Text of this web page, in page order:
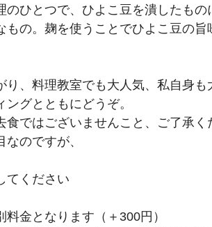
のひとつで、ひよこ豆を潰したも
もの。麹を使うことでひよこ豆の
り、料理教室でも大人気、私自身も
グとともにどうぞ。
ではございませんこと、ご了承く
のですが、
てください
金となります（＋300円）